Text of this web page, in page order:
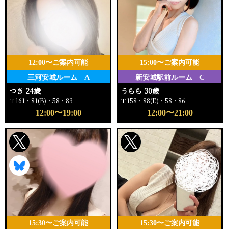
三河安城ルーム A
12:00〜ご案内可能
つき 24歳
Ｔ161・81(B)・58・83
12:00〜19:00
新安城駅前ルーム C
15:00〜ご案内可能
うらら 30歳
Ｔ158・88(E)・58・86
12:00〜21:00
15:30〜ご案内可能 15:30〜ご案内可能